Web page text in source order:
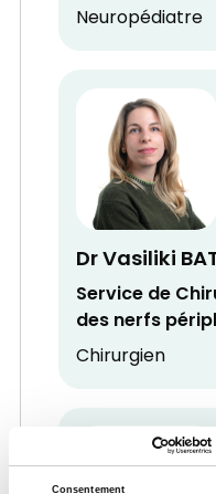
Consentement
Neuropédiatre
Dr Vasiliki
Service de
des nerfs
Chirurgien